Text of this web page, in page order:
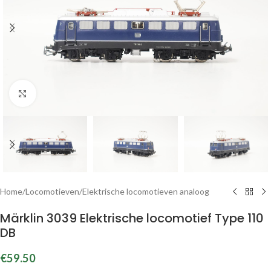
Home/Locomotieven/Elektrische locomotieven analoog
Märklin 3039 Elektrische locomotief Type 110
DB
€59.50